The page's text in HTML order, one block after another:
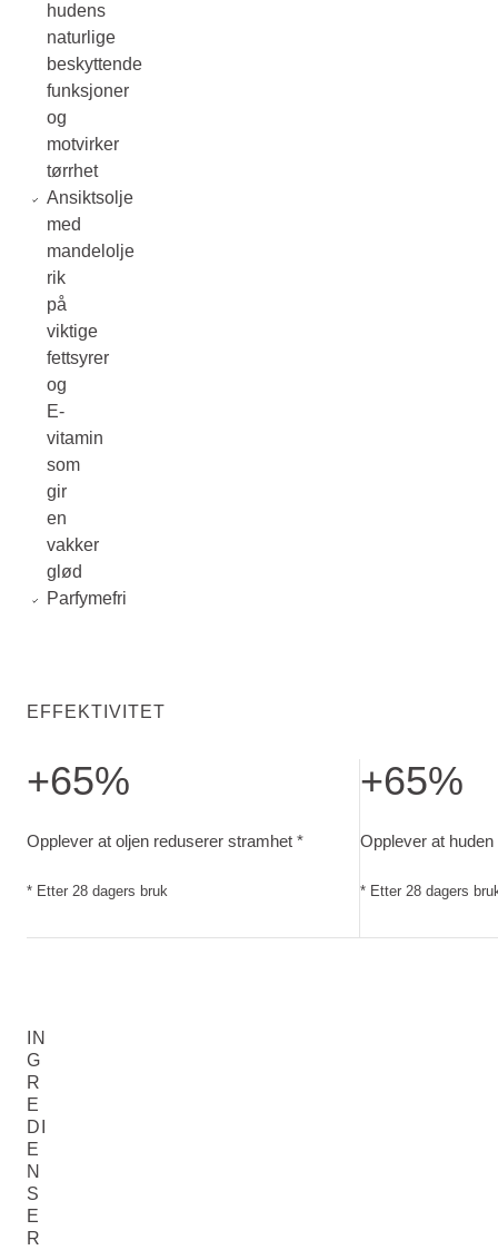
hudens
naturlige
beskyttende
funksjoner
og
motvirker
tørrhet
Ansiktsolje
med
mandelolje
rik
på
viktige
fettsyrer
og
E-
vitamin
som
gir
en
vakker
glød
Parfymefri
EFFEKTIVITET
+65%
Opplever at oljen reduserer stramhet *
* Etter 28 dagers bruk
+65%
Opplever at
* Etter 28 dagers
IN
G
R
E
DI
E
N
S
E
R